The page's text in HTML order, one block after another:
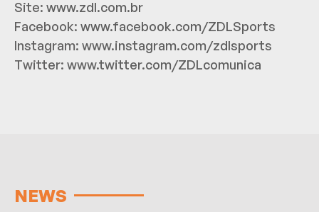
Site: www.zdl.com.br
Facebook: www.facebook.com/ZDLSports
Instagram: www.instagram.com/zdlsports
Twitter: www.twitter.com/ZDLcomunica
NEWS